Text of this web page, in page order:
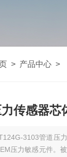
> 产品中心 >
传感器芯
3103管道压
压力敏感元件。